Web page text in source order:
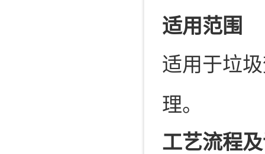
适用范围
适用于垃
理。
工艺流程